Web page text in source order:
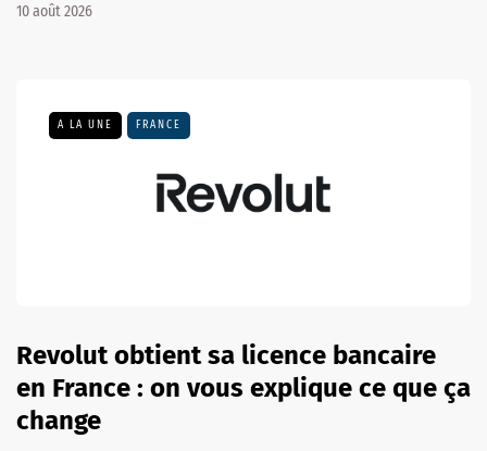
10 août 2026
A LA UNE FRANCE
Revolut obtient sa licence bancaire
en France : on vous explique ce que ça
change